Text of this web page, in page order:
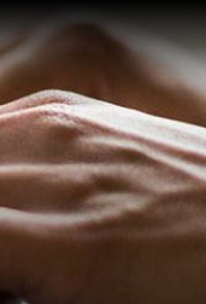
: UN REDOUTABLE
7